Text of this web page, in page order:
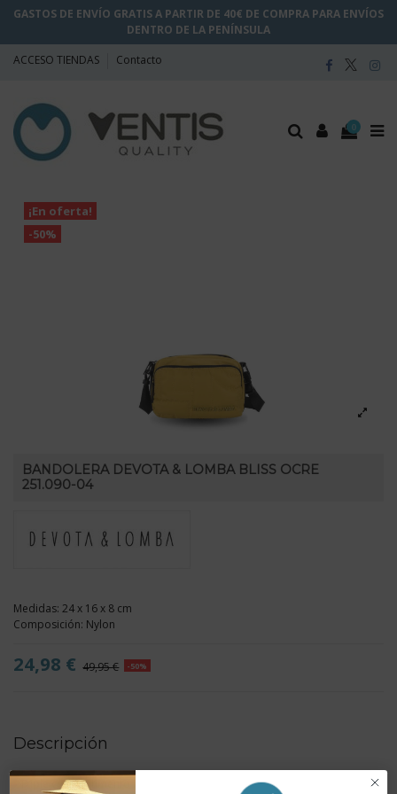
GASTOS DE ENVÍO GRATIS A PARTIR DE 40€ DE COMPRA PARA ENVÍOS
DENTRO DE LA PENÍNSULA
ACCESO TIENDAS Contacto
0
¡En oferta!
-50%
BANDOLERA DEVOTA & LOMBA BLISS OCRE
251.090-04
Medidas: 24 x 16 x 8 cm
Composición: Nylon
24,98 € 49,95 € -50%
Descripción
- Triple compartimento